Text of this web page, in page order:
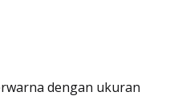
dengan ukuran